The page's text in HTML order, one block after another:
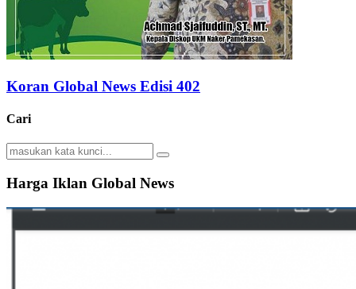
Koran Global News Edisi 402
Cari
Search
for:
Search
Harga Iklan Global News